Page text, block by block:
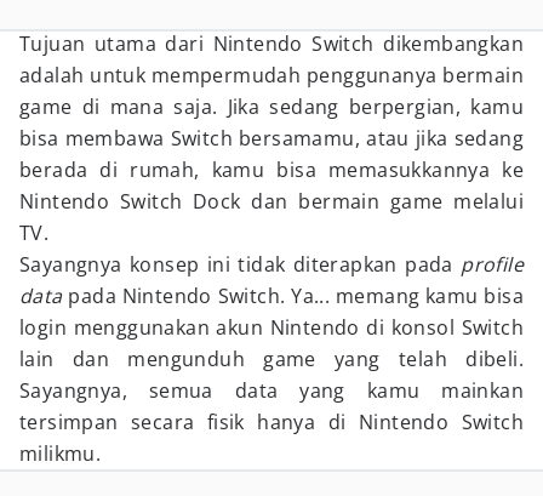
Tujuan utama dari Nintendo Switch dikembangkan
adalah untuk mempermudah penggunanya bermain
game di mana saja. Jika sedang berpergian, kamu
bisa membawa Switch bersamamu, atau jika sedang
berada di rumah, kamu bisa memasukkannya ke
Nintendo Switch Dock dan bermain game melalui
TV.
Sayangnya konsep ini tidak diterapkan pada profile
datapada Nintendo Switch. Ya... memang kamu bisa
login menggunakan akun Nintendo di konsol Switch
lain dan mengunduh game yang telah dibeli.
Sayangnya, semua data yang kamu mainkan
tersimpan secara fisik hanya di Nintendo Switch
milikmu.